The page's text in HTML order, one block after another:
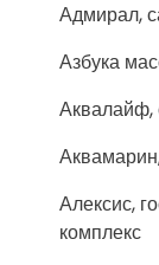
Адмирал,
Азбука
Аквалайф,
Алексис,
комплекс